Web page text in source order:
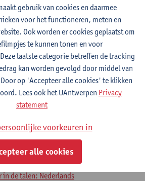
in de talen: Engels-Duits
in de talen: Frans-Duits
in de talen: Duits-Spaans
in de talen: Spaans - theater- en
in de talen: Engels-Spaans
in de talen: Frans - theater- en
in de talen: Nederlands-Frans
in de talen: Duits
in de talen: Engels - theater- en
in de talen: Frans
in de talen: Nederlands
gebruik van cookies en daarmee
voor het functioneren, meten en
Ook worden er cookies geplaatst om
te kunnen tonen en voor
laatste categorie betreffen de tracking
kan worden gevolgd door middel van
op 'Accepteer alle cookies' te klikken
Lees ook het UAntwerpen Privacy
statement
voorkeuren in
alle cookies